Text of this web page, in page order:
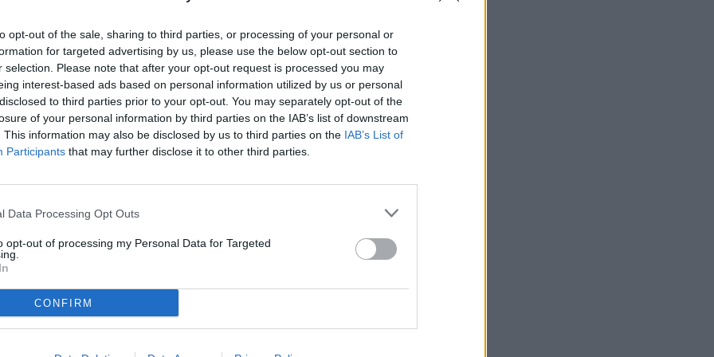
opt-out of the sale, sharing to third parties, or processing of your personal or
for targeted advertising by us, please use the below opt-out section to
selection. Please note that after your opt-out request is processed you may
interest-based ads based on personal information utilized by us or personal
to third parties prior to your opt-out. You may separately opt-out of the
of your personal information by third parties on the IAB’s list of downstream
This information may also be disclosed by us to third parties on the IAB’s List of
Participants that may further disclose it to other third parties.
Data Processing Opt Outs
opt-out of processing my Personal Data for Targeted
CONFIRM
metri dal mare. L'immobile si presenta in ottime condizioni, dis..
sul salone, cucina abitabile, 3 camere, 2 wc e due balconi di circa..